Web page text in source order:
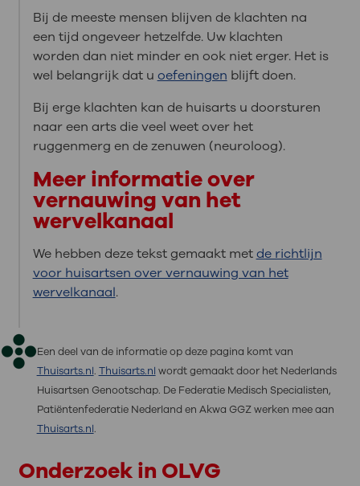
Bij de meeste mensen blijven de klachten na
een tijd ongeveer hetzelfde. Uw klachten
worden dan niet minder en ook niet erger. Het is
wel belangrijk dat u oefeningen blijft doen.
Bij erge klachten kan de huisarts u doorsturen
naar een arts die veel weet over het
ruggenmerg en de zenuwen (neuroloog).
Meer informatie over
vernauwing van het
wervelkanaal
We hebben deze tekst gemaakt metde richtlijn
voor huisartsen over vernauwing van het
wervelkanaal.
Een deel van de informatie op deze pagina komt van
Thuisarts.nl. Thuisarts.nl wordt gemaakt door het Nederlands
Huisartsen Genootschap. De Federatie Medisch Specialisten,
Patiëntenfederatie Nederland en Akwa GGZ werken mee aan
Thuisarts.nl.
Onderzoek in OLVG